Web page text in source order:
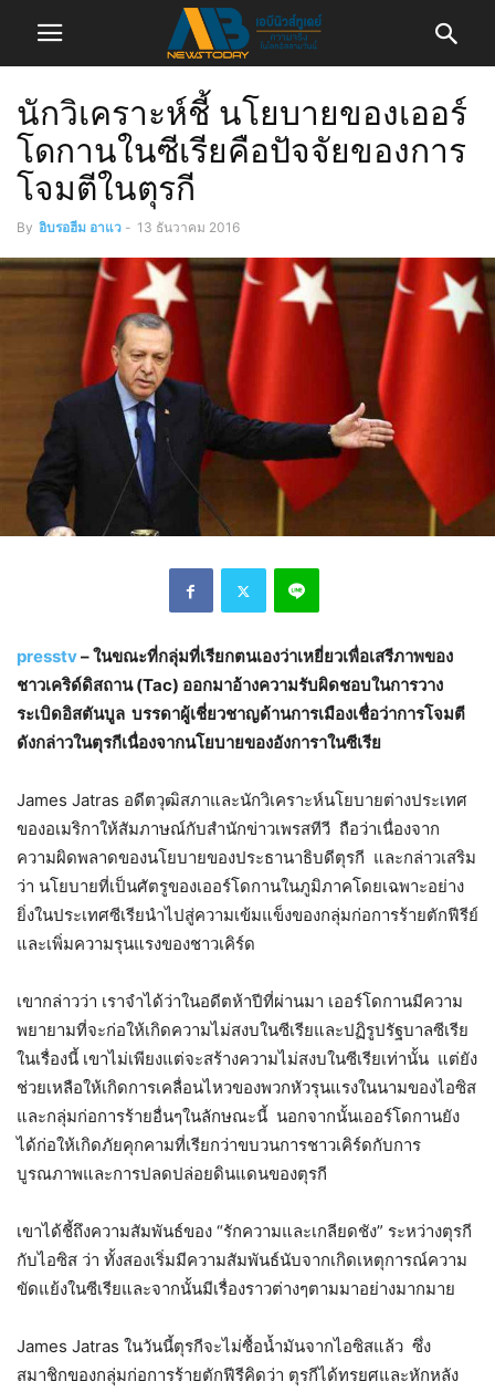
นักวิเคราะห์ชี้ นโยบายของเออร์
โดกานในซีเรียคือปัจจัยของการ
โจมตีในตุรกี
By อิบรอฮีม อาแว - 13 ธันวาคม 2016
presstv– ในขณะที่กลุ่มที่เรียกตนเองว่าเหยี่ยวเพื่อเสรีภาพของ
ชาวเคริด์ดิสถาน (Tac) ออกมาอ้างความรับผิดชอบในการวาง
ระเบิดอิสตันบูล บรรดาผู้เชี่ยวชาญด้านการเมืองเชื่อว่าการโจมตี
ดังกล่าวในตุรกีเนื่องจากนโยบายของอังการาในซีเรีย
James Jatras อดีตวุฒิสภาและนักวิเคราะห์นโยบายต่างประเทศ
ของอเมริกาให้สัมภาษณ์กับสำนักข่าวเพรสทีวี ถือว่าเนื่องจาก
ความผิดพลาดของนโยบายของประธานาธิบดีตุรกี และกล่าวเสริม
ว่า นโยบายที่เป็นศัตรูของเออร์โดกานในภูมิภาคโดยเฉพาะอย่าง
ยิ่งในประเทศซีเรียนำไปสู่ความเข้มแข็งของกลุ่มก่อการร้ายตักฟีรีย์
และเพิ่มความรุนแรงของชาวเคิร์ด
เขากล่าวว่า เราจำได้ว่าในอดีตห้าปีที่ผ่านมา เออร์โดกานมีความ
พยายามที่จะก่อให้เกิดความไม่สงบในซีเรียและปฏิรูปรัฐบาลซีเรีย
ในเรื่องนี้ เขาไม่เพียงแต่จะสร้างความไม่สงบในซีเรียเท่านั้น แต่ยัง
ช่วยเหลือให้เกิดการเคลื่อนไหวของพวกหัวรุนแรงในนามของไอซิส
และกลุ่มก่อการร้ายอื่นๆในลักษณะนี้ นอกจากนั้นเออร์โดกานยัง
ได้ก่อให้เกิดภัยคุกคามที่เรียกว่าขบวนการชาวเคิร์ดกับการ
บูรณภาพและการปลดปล่อยดินแดนของตุรกี
เขาได้ชี้ถึงความสัมพันธ์ของ “รักความและเกลียดชัง” ระหว่างตุรกี
กับไอซิส ว่า ทั้งสองเริ่มมีความสัมพันธ์นับจากเกิดเหตุการณ์ความ
ขัดแย้งในซีเรียและจากนั้นมีเรื่องราวต่างๆตามมาอย่างมากมาย
James Jatras ในวันนี้ตุรกีจะไม่ซื้อน้ำมันจากไอซิสแล้ว ซึ่ง
สมาชิกของกลุ่มก่อการร้ายตักฟีรีคิดว่า ตุรกีได้ทรยศและหักหลัง